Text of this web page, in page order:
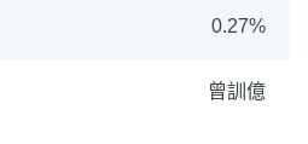
0.27%
曾訓億